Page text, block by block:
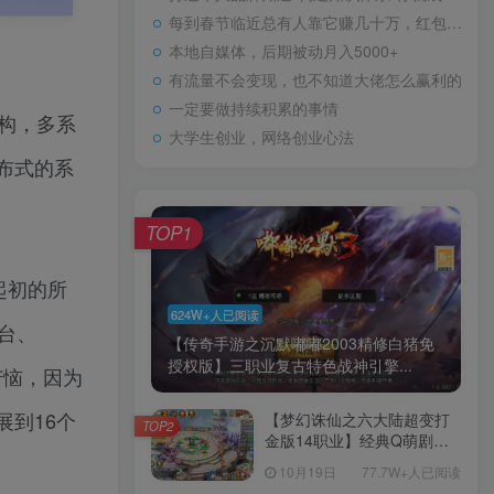
，多系
式的系
初的所
，因为
到16个
每到春节临近总有人靠它赚几十万，红包封面玩法拆解！
本地自媒体，后期被动月入5000+
有流量不会变现，也不知道大佬怎么赢利的
一定要做持续积累的事情
大学生创业，网络创业心法
624W+人已阅读
【传奇手游之沉默嘟嘟2003精修白猪免
授权版】三职业复古特色战神引擎...
TOP1
【梦幻诛仙之六大陆超变打
金版14职业】经典Q萌剧情
Linux服务端源码视频架设教
10月19日 77.7W+人已阅读
TOP2